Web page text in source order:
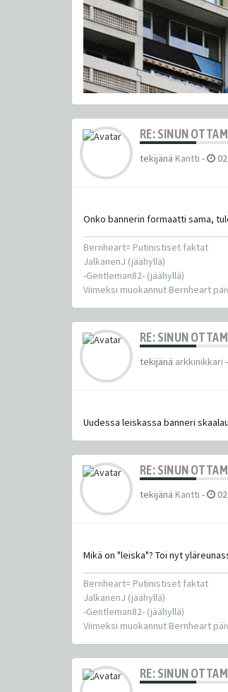
RE: SINUN
tekijänä Kantti -
Onko bannerin formaatti sama,
Bernheart= Putinistiset faktat
JalkanenJ (jäähyllä)
-Gentleman82- (jäähyllä)
Viimeksi muokannut Bernheart
RE: SINUN
tekijänä arkkinikkari -
Uudessa leiskassa banneri
RE: SINUN
tekijänä Kantti -
Mikä on "leiska"? Toi nyt
Bernheart= Putinistiset faktat
JalkanenJ (jäähyllä)
-Gentleman82- (jäähyllä)
Viimeksi muokannut Bernheart
RE: SINUN